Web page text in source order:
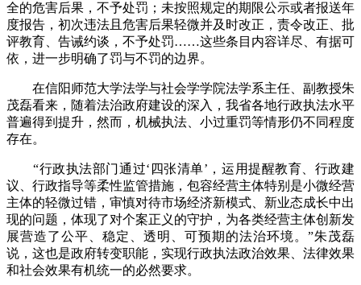
全的危害后果，不予处罚；未按照规定的期限公示或者报送年
度报告，初次违法且危害后果轻微并及时改正，责令改正、批
评教育、告诫约谈，不予处罚……这些条目内容详尽、有据可
依，进一步明确了罚与不罚的边界。
在信阳师范大学法学与社会学学院法学系主任、副教授朱
茂磊看来，随着法治政府建设的深入，我省各地行政执法水平
普遍得到提升，然而，机械执法、小过重罚等情形仍不同程度
存在。
“行政执法部门通过‘四张清单’，运用提醒教育、行政建
议、行政指导等柔性监管措施，包容经营主体特别是小微经营
主体的轻微过错，审慎对待市场经济新模式、新业态成长中出
现的问题，体现了对个案正义的守护，为各类经营主体创新发
展营造了公平、稳定、透明、可预期的法治环境。”朱茂磊
说，这也是政府转变职能，实现行政执法政治效果、法律效果
和社会效果有机统一的必然要求。